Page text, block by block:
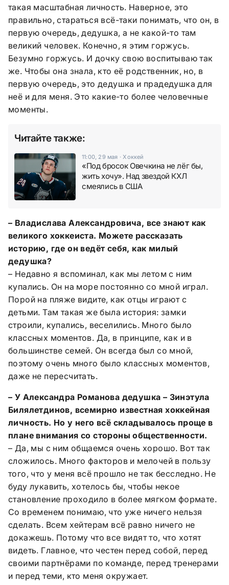
такая масштабная личность. Наверное, это
правильно, стараться всё-таки понимать, что он, в
первую очередь, дедушка, а не какой-то там
великий человек. Конечно, я этим горжусь.
Безумно горжусь. И дочку свою воспитываю так
же. Чтобы она знала, кто её родственник, но, в
первую очередь, это дедушка и прадедушка для
неё и для меня. Это какие-то более человечные
моменты.
Читайте также:
11:00, 29 мая ·Хоккей
«Под бросок Овечкина не лёг бы,
жить хочу». Над звездой КХЛ
смеялись в США
– Владислава Александровича, все знают как
великого хоккеиста. Можете рассказать
историю, где он ведёт себя, как милый
дедушка?
– Недавно я вспоминал, как мы летом с ним
купались. Он на море постоянно со мной играл.
Порой на пляже видите, как отцы играют с
детьми. Там такая же была история: замки
строили, купались, веселились. Много было
классных моментов. Да, в принципе, как и в
большинстве семей. Он всегда был со мной,
поэтому очень много было классных моментов,
даже не пересчитать.
– У Александра Романова дедушка – Зинэтула
Билялетдинов, всемирно известная хоккейная
личность. Но у него всё складывалось проще в
плане внимания со стороны общественности.
– Да, мы с ним общаемся очень хорошо. Вот так
сложилось. Много факторов и мелочей в пользу
того, что у меня всё прошло не так бесследно. Не
буду лукавить, хотелось бы, чтобы некое
становление проходило в более мягком формате.
Со временем понимаю, что уже ничего нельзя
сделать. Всем хейтерам всё равно ничего не
докажешь. Потому что все видят то, что хотят
видеть. Главное, что честен перед собой, перед
своими партнёрами по команде, перед тренерами
и перед теми, кто меня окружает.